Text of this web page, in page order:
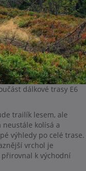
dálkové trasy E6
trailík lesem, ale
neustále kolísá a
výhledy po celé trase.
vrchol je
k východní